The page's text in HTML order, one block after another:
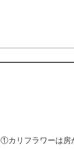
①カリフラワーは房